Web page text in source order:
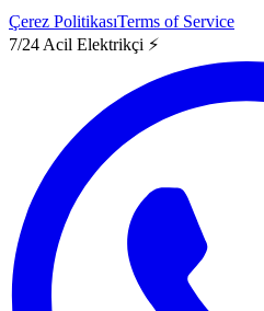
Çerez PolitikasıTerms of Service
7/24 Acil Elektrikçi ⚡